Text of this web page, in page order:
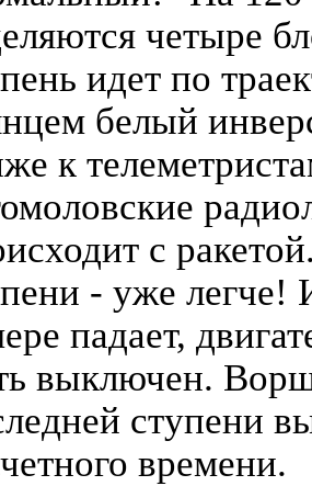
четыре
идет по
белый
к
с
- уже легче!
падает,
выключен.
ступени
времени.